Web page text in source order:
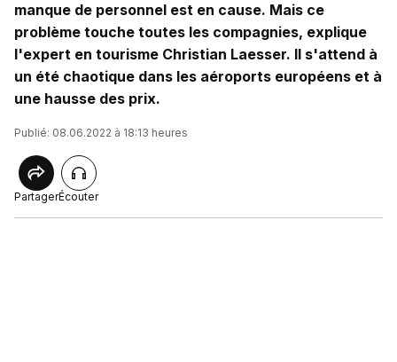
manque de personnel est en cause. Mais ce
problème touche toutes les compagnies, explique
l'expert en tourisme Christian Laesser. Il s'attend à
un été chaotique dans les aéroports européens et à
une hausse des prix.
Publié: 08.06.2022 à 18:13 heures
PartagerÉcouter